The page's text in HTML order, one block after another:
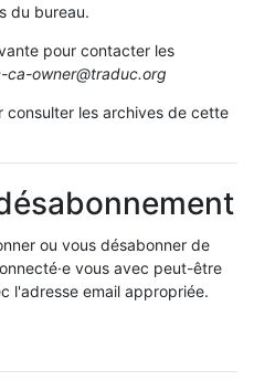
du bureau.
pour contacter les
ca-owner@traduc.org
consulter les archives de cette
ou vous désabonner de
vous avec peut-être
l'adresse email appropriée.